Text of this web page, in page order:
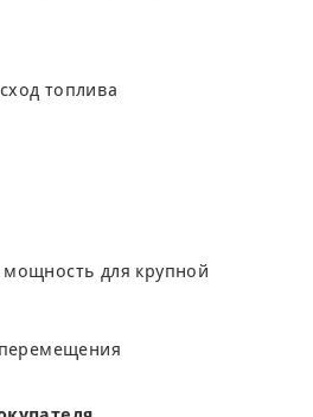
топлива
для крупной